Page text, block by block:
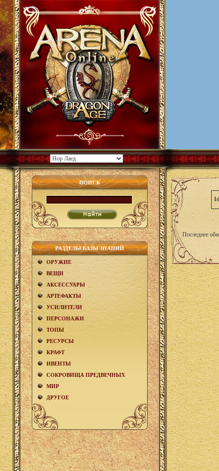
ПОИСК
РАЗДЕЛЫ БАЗЫ ЗНАНИЙ
ОРУЖИЕ
ВЕЩИ
АКCЕСCУАРЫ
АРТЕФАКТЫ
УСИЛИТЕЛИ
ПЕРСОНАЖИ
ТОПЫ
РЕСУРСЫ
КРАФТ
ИВЕНТЫ
СОКРОВИЩА ПРЕДВЕЧНЫХ
МИР
ДРУГОЕ
Последнее